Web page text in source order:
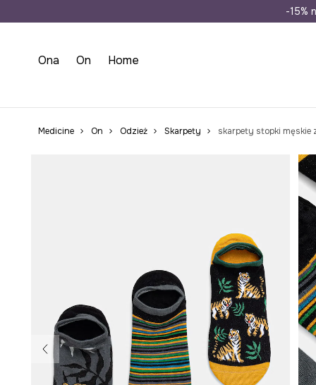
Wysyłka
-15%
Ona On Home
Medicine On Odzież Skarpety skarpety stopki